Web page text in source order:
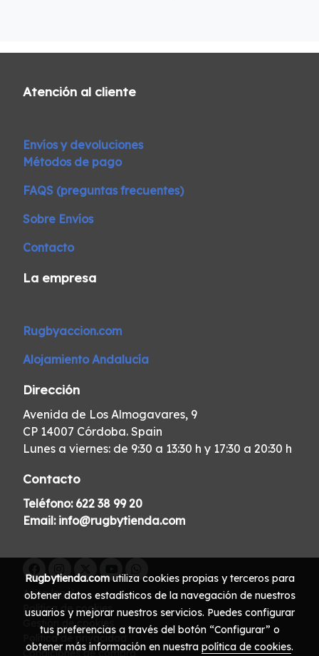
Atención al cliente
Envíos y devoluciones
Métodos de pago
FAQS (preguntas frecuentes)
Sobre Envíos
Contacto
La empresa
Rugbyaccion.com
Alojamiento Andalucía
Dirección
Avenida de Los Almogavares, 9
CP 14007 Córdoba. Spain
Lunes a viernes: de 9:30 a 13:30 h y 17:30 a 20:30 h
Contacto
Teléfono: 622 38 99 20
Email: info@rugbytienda.com
Aviso legal
Política de cookies
Gestión de cookies
Política de privacidad
Condiciones de compra
Rugbytienda.comutiliza cookies propias y terceros para
obtener datos estadísticos de la navegación de nuestros
usuarios y mejorar nuestros servicios. Puedes configurar
tus preferencias a través del botón “Configurar” o
obtener más información en nuestra política de cookies.